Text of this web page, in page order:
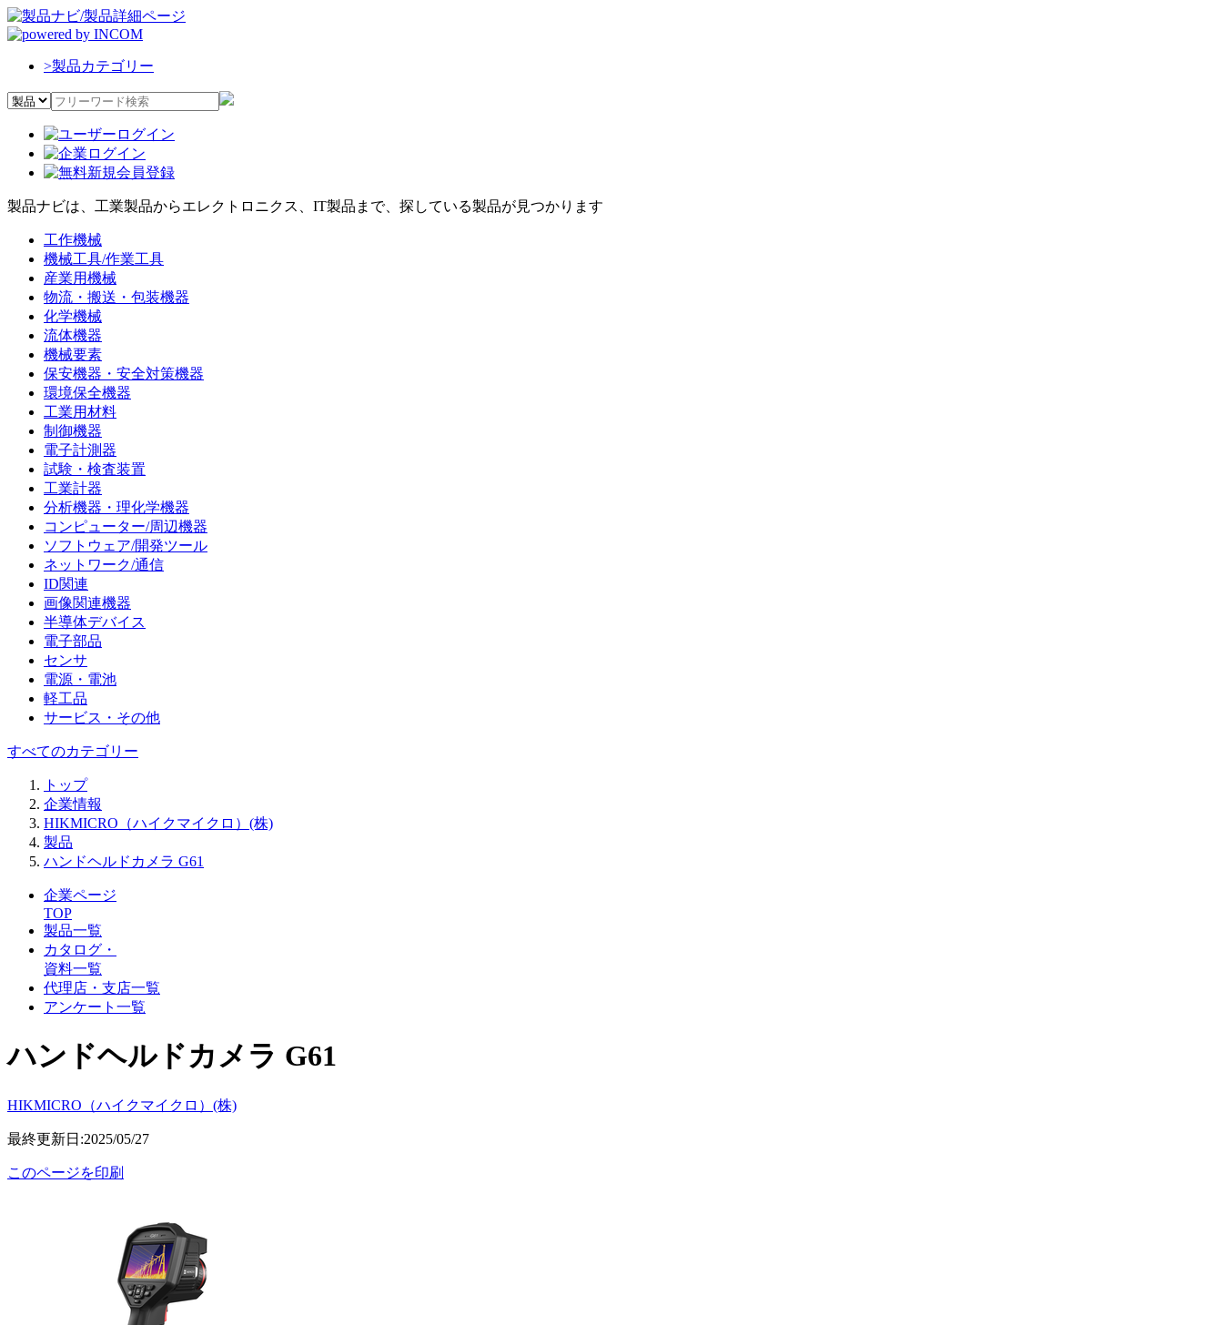
>製品カテゴリー
製品ナビは、工業製品からエレクトロニクス、IT製品まで、探している製品が見つかります
工作機械
機械工具/作業工具
産業用機械
物流・搬送・包装機器
化学機械
流体機器
機械要素
保安機器・安全対策機器
環境保全機器
工業用材料
制御機器
電子計測器
試験・検査装置
工業計器
分析機器・理化学機器
コンピューター/周辺機器
ソフトウェア/開発ツール
ネットワーク/通信
ID関連
画像関連機器
半導体デバイス
電子部品
センサ
電源・電池
軽工品
サービス・その他
すべてのカテゴリー
トップ
企業情報
HIKMICRO（ハイクマイクロ）(株)
製品
ハンドヘルドカメラ G61
企業ページ
TOP
製品一覧
カタログ・
資料一覧
代理店・支店一覧
アンケート一覧
ハンドヘルドカメラ G61
HIKMICRO（ハイクマイクロ）(株)
最終更新日:2025/05/27
このページを印刷